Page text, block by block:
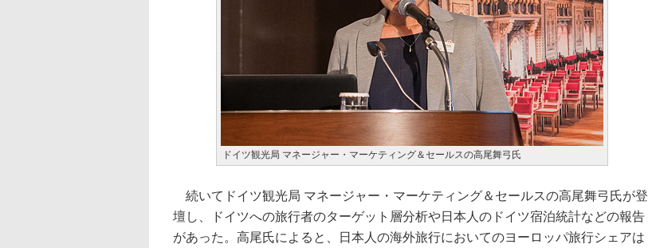
ドイツ観光局 マネージャー・マーケティング＆セールスの高尾舞弓氏
続いてドイツ観光局 マネージャー・マーケティング＆セールスの高尾舞弓氏が登
壇し、ドイツへの旅行者のターゲット層分析や日本人のドイツ宿泊統計などの報告
があった。高尾氏によると、日本人の海外旅行においてのヨーロッパ旅行シェアは